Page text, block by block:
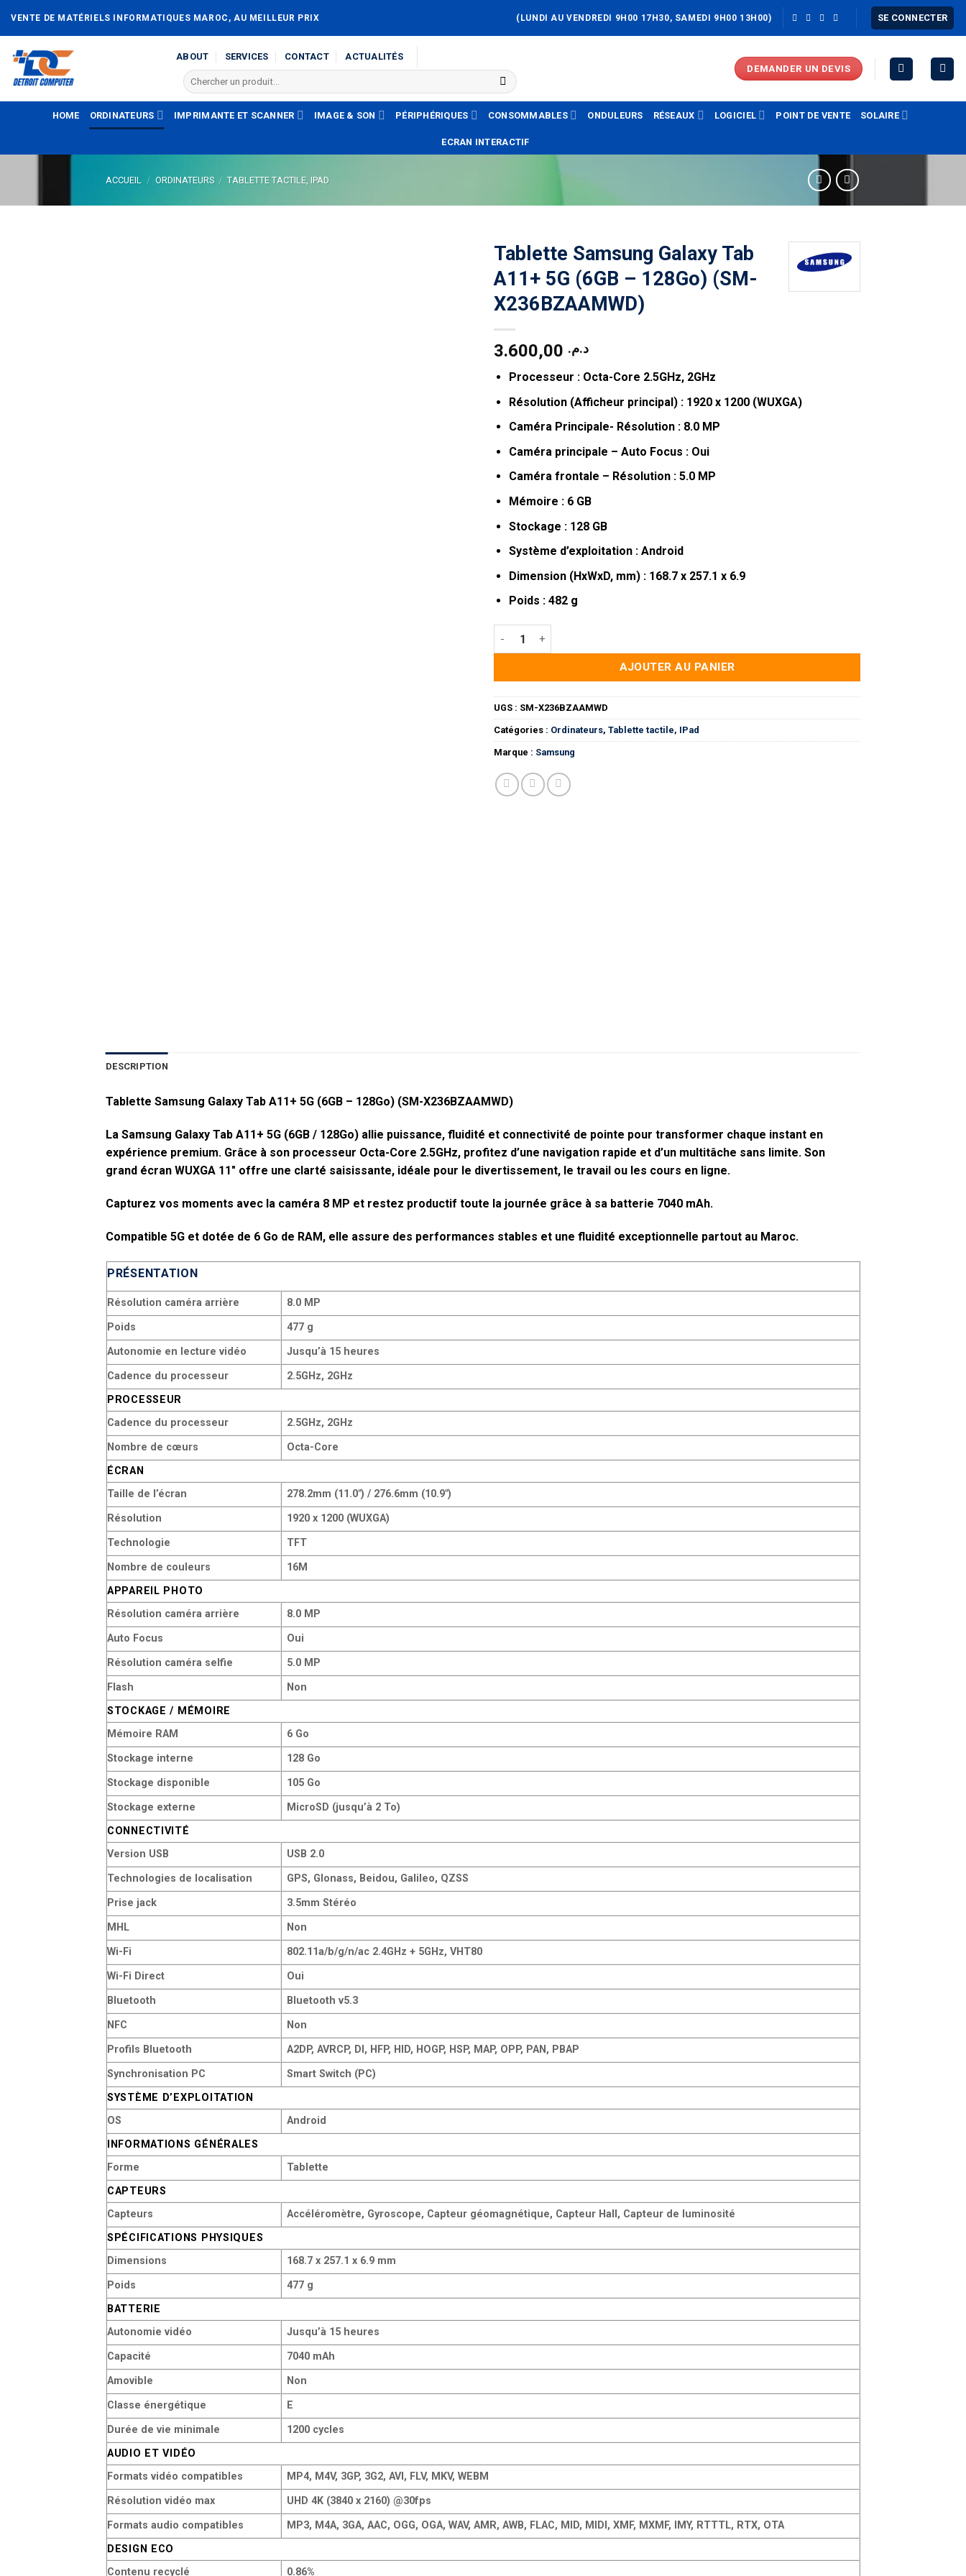
VENTE DE MATÉRIELS INFORMATIQUES MAROC, AU MEILLEUR PRIX (LUNDI AU VENDREDI 9H00 17H30, SAMEDI 9H00 13H00) SE CONNECTER
ABOUT SERVICES CONTACT ACTUALITÉS
Recherche
pour :
DEMANDER UN DEVIS
HOME ORDINATEURS IMPRIMANTE ET SCANNER IMAGE & SON PÉRIPHÉRIQUES CONSOMMABLES ONDULEURS RÉSEAUX LOGICIEL POINT DE VENTE SOLAIRE
ECRAN INTERACTIF
ACCUEIL / ORDINATEURS / TABLETTE TACTILE, IPAD
Tablette Samsung Galaxy Tab
A11+ 5G (6GB – 128Go) (SM-
X236BZAAMWD)
د.م.
Processeur : Octa-Core 2.5GHz, 2GHz
Résolution (Afficheur principal) : 1920 x 1200 (WUXGA)
Caméra Principale- Résolution : 8.0 MP
Caméra principale – Auto Focus : Oui
Caméra frontale – Résolution : 5.0 MP
Mémoire : 6 GB
Stockage : 128 GB
Système d’exploitation : Android
Dimension (HxWxD, mm) : 168.7 x 257.1 x 6.9
Poids : 482 g
quantité de Tablette Samsung Galaxy Tab A11+ 5G (6GB - 128Go) (SM-X236BZAAMWD)
AJOUTER AU PANIER
UGS : SM-X236BZAAMWD
Catégories : Ordinateurs, Tablette tactile, IPad
Marque : Samsung
DESCRIPTION
Tablette Samsung Galaxy Tab A11+ 5G (6GB – 128Go) (SM-X236BZAAMWD)
La Samsung Galaxy Tab A11+ 5G (6GB / 128Go) allie puissance, fluidité et connectivité de pointe pour transformer chaque instant en
expérience premium. Grâce à son processeur Octa-Core 2.5GHz, profitez d’une navigation rapide et d’un multitâche sans limite. Son
grand écran WUXGA 11″ offre une clarté saisissante, idéale pour le divertissement, le travail ou les cours en ligne.
Capturez vos moments avec la caméra 8 MP et restez productif toute la journée grâce à sa batterie 7040 mAh.
Compatible 5G et dotée de 6 Go de RAM, elle assure des performances stables et une fluidité exceptionnelle partout au Maroc.
PRÉSENTATION
Résolution caméra arrière
8.0 MP
Poids
477 g
Autonomie en lecture vidéo
Jusqu’à 15 heures
Cadence du processeur
2.5GHz, 2GHz
PROCESSEUR
Cadence du processeur
2.5GHz, 2GHz
Nombre de cœurs
Octa-Core
ÉCRAN
Taille de l’écran
278.2mm (11.0″) / 276.6mm (10.9″)
Résolution
1920 x 1200 (WUXGA)
Technologie
TFT
Nombre de couleurs
16M
APPAREIL PHOTO
Résolution caméra arrière
8.0 MP
Auto Focus
Oui
Résolution caméra selfie
5.0 MP
Flash
Non
STOCKAGE / MÉMOIRE
Mémoire RAM
6 Go
Stockage interne
128 Go
Stockage disponible
105 Go
Stockage externe
MicroSD (jusqu’à 2 To)
CONNECTIVITÉ
Version USB
USB 2.0
Technologies de localisation
GPS, Glonass, Beidou, Galileo, QZSS
Prise jack
3.5mm Stéréo
MHL
Non
Wi-Fi
802.11a/b/g/n/ac 2.4GHz + 5GHz, VHT80
Wi-Fi Direct
Oui
Bluetooth
Bluetooth v5.3
NFC
Non
Profils Bluetooth
A2DP, AVRCP, DI, HFP, HID, HOGP, HSP, MAP, OPP, PAN, PBAP
Synchronisation PC
Smart Switch (PC)
SYSTÈME D’EXPLOITATION
OS
Android
INFORMATIONS GÉNÉRALES
Forme
Tablette
CAPTEURS
Capteurs
Accéléromètre, Gyroscope, Capteur géomagnétique, Capteur Hall, Capteur de luminosité
SPÉCIFICATIONS PHYSIQUES
Dimensions
168.7 x 257.1 x 6.9 mm
Poids
477 g
BATTERIE
Autonomie vidéo
Jusqu’à 15 heures
Capacité
7040 mAh
Amovible
Non
Classe énergétique
E
Durée de vie minimale
1200 cycles
AUDIO ET VIDÉO
Formats vidéo compatibles
MP4, M4V, 3GP, 3G2, AVI, FLV, MKV, WEBM
Résolution vidéo max
UHD 4K (3840 x 2160) @30fps
Formats audio compatibles
MP3, M4A, 3GA, AAC, OGG, OGA, WAV, AMR, AWB, FLAC, MID, MIDI, XMF, MXMF, IMY, RTTTL, RTX, OTA
DESIGN ECO
Contenu recyclé
0.86%